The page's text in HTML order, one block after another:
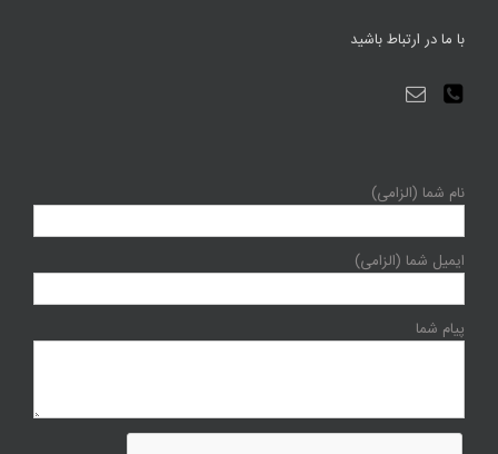
با ما در ارتباط باشید
نام شما (الزامی)
ایمیل شما (الزامی)
پیام شما